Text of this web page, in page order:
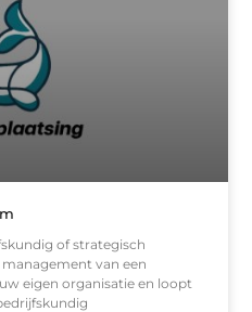
of strategisch
van een
eigen organisatie en loopt